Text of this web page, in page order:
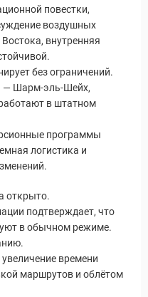
повестки,
воздушных
внутренняя
без ограничений.
— Шарм-эль-Шейх,
в штатном
программы
логистика и
открыто.
подтверждает, что
в обычном режиме.
времени
маршрутов и облётом